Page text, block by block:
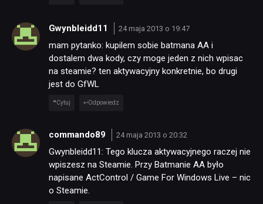
Gwynbleidd11 24 maja 2013 o 19:47
mam pytanko: kupilem sobie batmana AA i
dostalem dwa kody, czy moge jeden z nich wpisac
na steamie? ten aktywacyjny konkretnie, bo drugi
jest do GfWL
Cytuj Odpowiedz
commando89 24 maja 2013 o 20:32
Gwynbleidd11: Tego klucza aktywacyjnego raczej nie
wpiszesz na Steamie. Przy Batmanie AA było
napisane ActControl / Game For Windows Live – nic
o Steamie.